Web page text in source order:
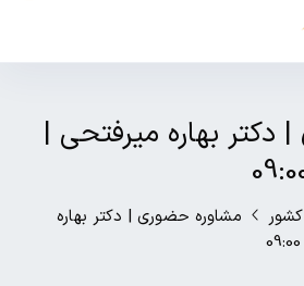
بهاره میرفتحی |
مشاوره حضوری | دکتر بهاره